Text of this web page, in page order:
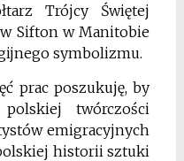
Trójcy Świętej
Sifton w Manitobie
symbolizmu.
prac poszukuję, by
twórczości
emigracyjnych
historii sztuki